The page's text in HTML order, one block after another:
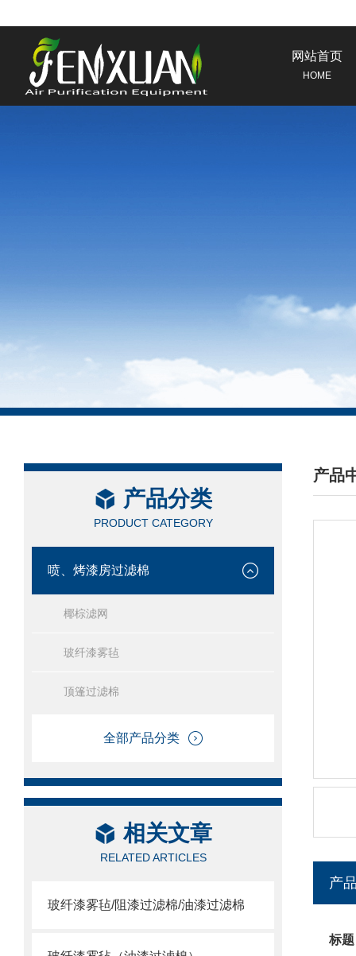
网站首页
HOME
产品分类
PRODUCT CATEGORY
喷、烤漆房过滤棉
椰棕滤网
玻纤漆雾毡
顶篷过滤棉
全部产品分类
相关文章
RELATED ARTICLES
玻纤漆雾毡/阻漆过滤棉/油漆过滤棉
产品
/
产
标